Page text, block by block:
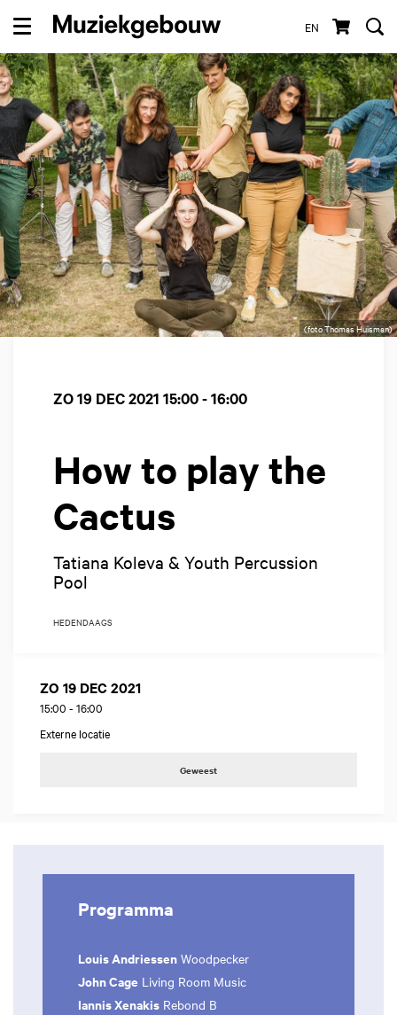
EN
Menu
(foto Thomas Huisman)
How to play the
Cactus
Tatiana Koleva & Youth Percussion
Pool
ZO 19 DEC 2021 15:00 - 16:00
HEDENDAAGS
ZO 19 DEC 2021
15:00 - 16:00
Externe locatie
Geweest
Programma
Louis Andriessen Woodpecker
John Cage Living Room Music
Iannis Xenakis Rebond B